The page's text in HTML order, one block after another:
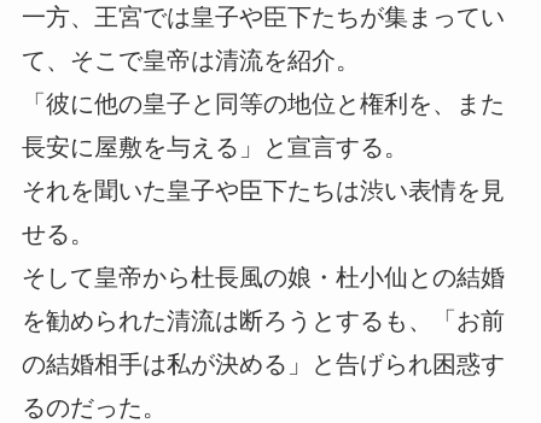
一方、王宮では皇子や臣下たちが集まってい
て、そこで皇帝は清流を紹介。
「彼に他の皇子と同等の地位と権利を、また
長安に屋敷を与える」と宣言する。
それを聞いた皇子や臣下たちは渋い表情を見
せる。
そして皇帝から杜長風の娘・杜小仙との結婚
を勧められた清流は断ろうとするも、「お前
の結婚相手は私が決める」と告げられ困惑す
るのだった。